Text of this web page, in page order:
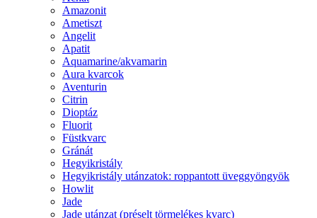
Amazonit
Ametiszt
Angelit
Apatit
Aquamarine/akvamarin
Aura kvarcok
Aventurin
Citrin
Dioptáz
Fluorit
Füstkvarc
Gránát
Hegyikristály
Hegyikristály utánzatok: roppantott üveggyöngyök
Howlit
Jade
Jade utánzat (préselt törmelékes kvarc)